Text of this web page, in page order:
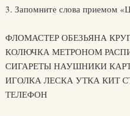
3. Запомните слова приемом
ФЛОМАСТЕР ОБЕЗЬЯНА
КОЛЮЧКА МЕТРОНОМ
СИГАРЕТЫ НАУШНИКИ
ИГОЛКА ЛЕСКА УТКА КИТ
ТЕЛЕФОН